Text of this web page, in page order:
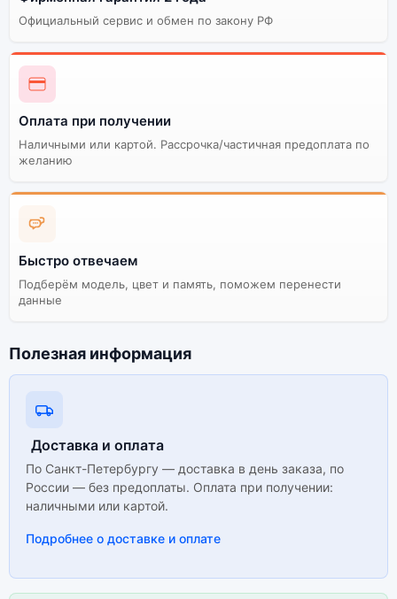
Официальный сервис и обмен по закону РФ
Оплата при получении
Наличными или картой. Рассрочка/частичная предоплата по
желанию
Быстро отвечаем
Подберём модель, цвет и память, поможем перенести
данные
Полезная информация
Доставка и оплата
По Санкт-Петербургу — доставка в день заказа, по
России — без предоплаты. Оплата при получении:
наличными или картой.
Подробнее о доставке и оплате